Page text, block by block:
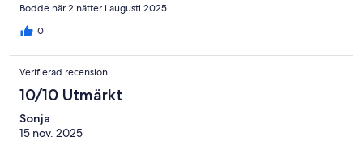
Bodde här 2 nätter i augusti 2025
0
Verifierad recension
10/10 Utmärkt
Sonja
15 nov. 2025